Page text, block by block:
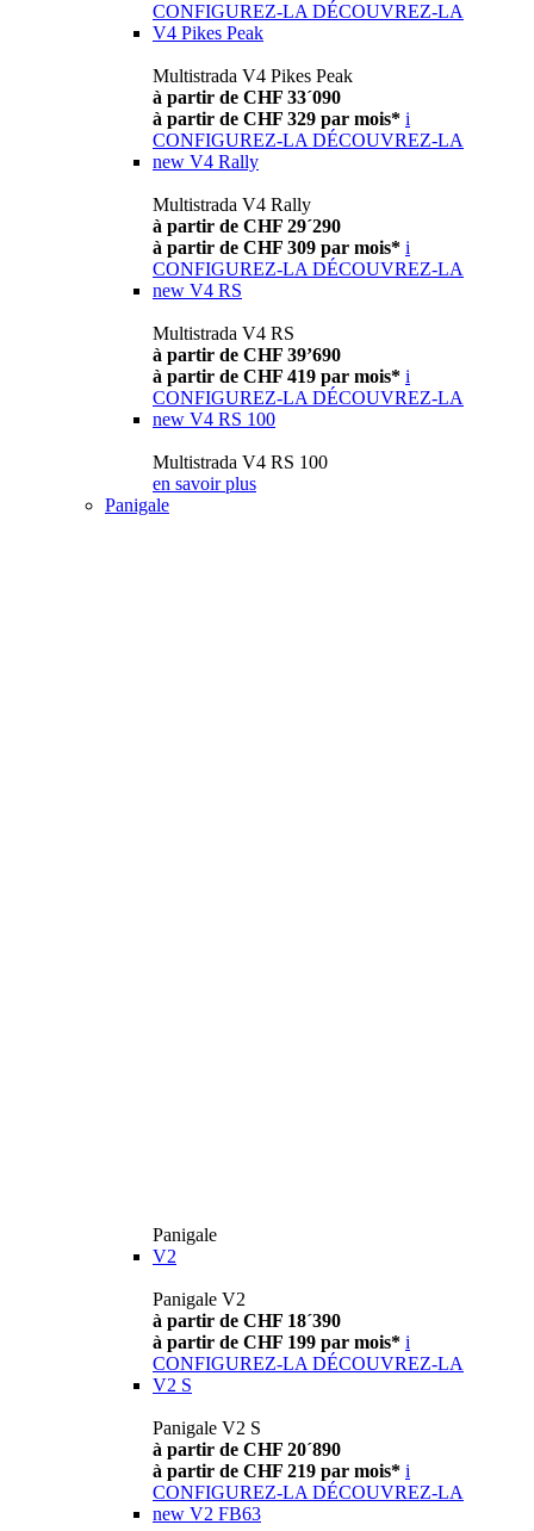
CONFIGUREZ-LA DÉCOUVREZ-LA
V4 Pikes Peak
Multistrada V4 Pikes Peak
à partir de CHF 33´090
à partir de CHF 329 par mois* i
CONFIGUREZ-LA DÉCOUVREZ-LA
new V4 Rally
Multistrada V4 Rally
à partir de CHF 29´290
à partir de CHF 309 par mois* i
CONFIGUREZ-LA DÉCOUVREZ-LA
new V4 RS
Multistrada V4 RS
à partir de CHF 39’690
à partir de CHF 419 par mois* i
CONFIGUREZ-LA DÉCOUVREZ-LA
new V4 RS 100
Multistrada V4 RS 100
en savoir plus
Panigale
Panigale
V2
Panigale V2
à partir de CHF 18´390
à partir de CHF 199 par mois* i
CONFIGUREZ-LA DÉCOUVREZ-LA
V2 S
Panigale V2 S
à partir de CHF 20´890
à partir de CHF 219 par mois* i
CONFIGUREZ-LA DÉCOUVREZ-LA
new V2 FB63